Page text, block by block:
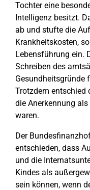
Tochter eine
Intelligenz besitzt.
ab und stufte die
Krankheitskosten,
Lebensführung ein.
Schreiben des
Gesundheitsgründe
Trotzdem entschied
die Anerkennung
waren.
Der
entschieden, dass
und die
Kindes als
sein können, wenn